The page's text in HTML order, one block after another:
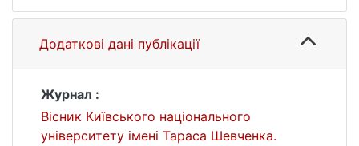
Додаткові дані публікації
Журнал :
Вісник Київського національного
університету імені Тараса Шевченка.